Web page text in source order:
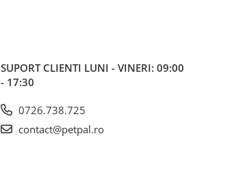
SUPORT CLIENTI LUNI - VINERI: 09:00
- 17:30
0726.738.725
contact@petpal.ro